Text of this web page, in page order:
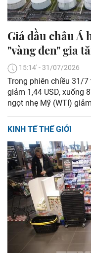
Giá dầu châu Á
"vàng đen" gia
15:14' - 31/07/2026
Trong phiên chiều 31/7
giảm 1,44 USD, xuống
ngọt nhẹ Mỹ (WTI)
KINH TẾ THẾ GIỚI